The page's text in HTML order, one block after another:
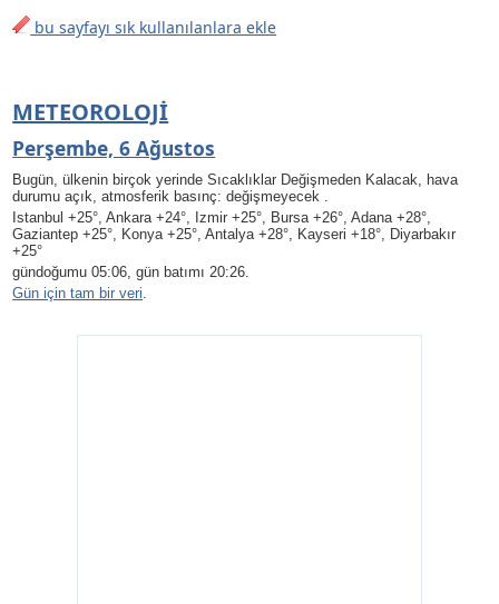
bu sayfayı sık kullanılanlara ekle
METEOROLOJI
Perşembe, 6 Ağustos
Bugün, ülkenin birçok yerinde Sıcaklıklar Değişmeden Kalacak, hava
durumu açık, atmosferik basınç: değişmeyecek .
Istanbul +25°, Ankara +24°, Izmir +25°, Bursa +26°, Adana +28°,
Gaziantep +25°, Konya +25°, Antalya +28°, Kayseri +18°, Diyarbakır
+25°
gündoğumu 05:06, gün batımı 20:26.
Gün için tam bir veri.